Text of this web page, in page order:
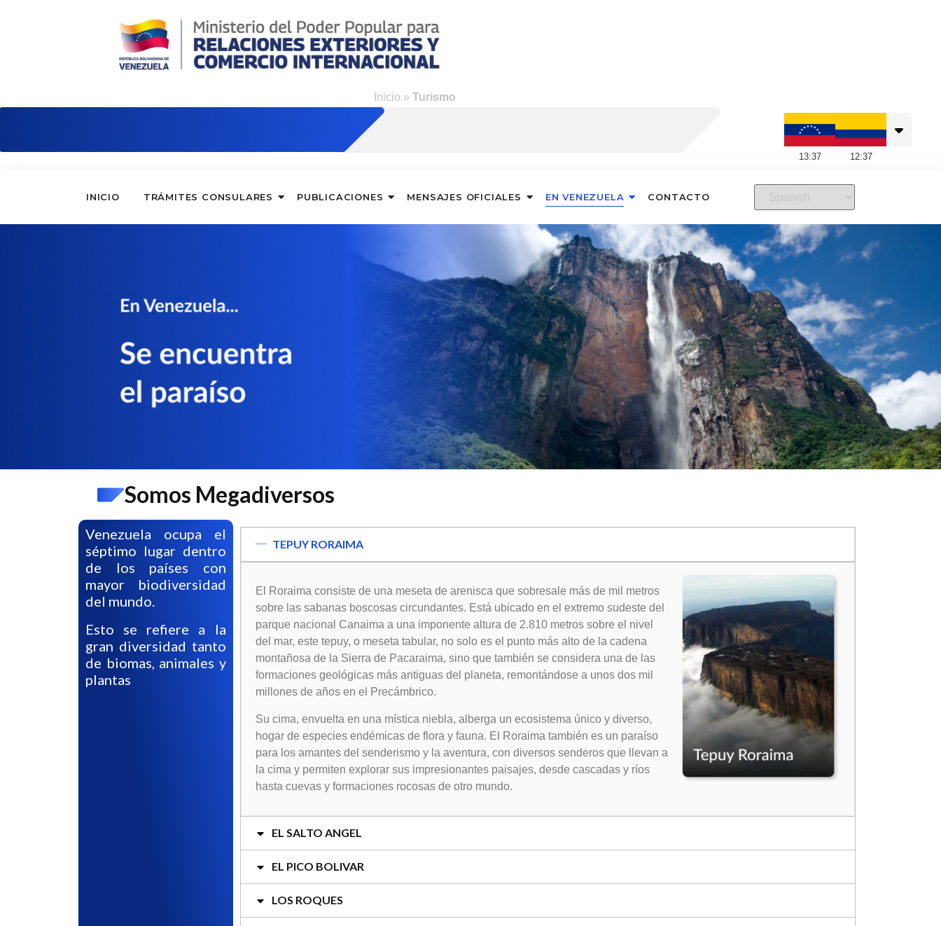
Inicio »Turismo
13:37 12:37
INICIO TRÁMITES CONSULARES PUBLICACIONES MENSAJES OFICIALES EN VENEZUELA CONTACTO
Somos Megadiversos
Venezuela ocupa el
séptimo lugar dentro
de los países con
mayor biodiversidad
del mundo.
Esto se refiere a la
gran diversidad tanto
de biomas, animales y
plantas
TEPUY RORAIMA
El Roraima consiste de una meseta de arenisca que sobresale más de mil metros
sobre las sabanas boscosas circundantes. Está ubicado en el extremo sudeste del
parque nacional Canaima a una imponente altura de 2.810 metros sobre el nivel
del mar, este tepuy, o meseta tabular, no solo es el punto más alto de la cadena
montañosa de la Sierra de Pacaraima, sino que también se considera una de las
formaciones geológicas más antiguas del planeta, remontándose a unos dos mil
millones de años en el Precámbrico.
Su cima, envuelta en una mística niebla, alberga un ecosistema único y diverso,
hogar de especies endémicas de flora y fauna. El Roraima también es un paraíso
para los amantes del senderismo y la aventura, con diversos senderos que llevan a
la cima y permiten explorar sus impresionantes paisajes, desde cascadas y ríos
hasta cuevas y formaciones rocosas de otro mundo.
EL SALTO ANGEL
EL PICO BOLIVAR
LOS ROQUES